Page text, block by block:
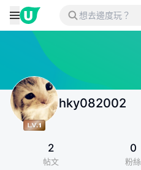
hky082002
2
帖文
0
粉絲